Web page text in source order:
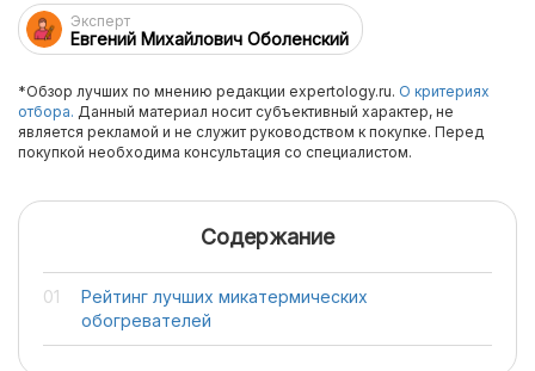
Эксперт
Евгений Михайлович Оболенский
*Обзор лучших по мнению редакции expertology.ru. О критериях
отбора. Данный материал носит субъективный характер, не
является рекламой и не служит руководством к покупке. Перед
покупкой необходима консультация со специалистом.
Содержание
Рейтинг лучших микатермических
обогревателей